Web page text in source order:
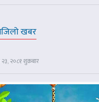
खबर
२०८१ शुक्रबार